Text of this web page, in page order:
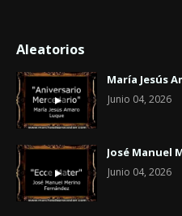
Aleatorios
María Jesús
Junio 04, 2026
José Manuel
Junio 04, 2026